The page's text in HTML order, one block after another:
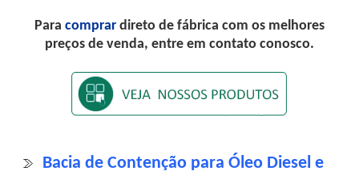
Para comprar direto de fábrica com os melhores
preços de venda, entre em contato conosco.
Bacia de Contenção para Óleo Diesel e